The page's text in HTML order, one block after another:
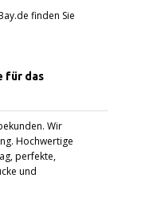
finden Sie
für das
Wir
Hochwertige
perfekte,
und